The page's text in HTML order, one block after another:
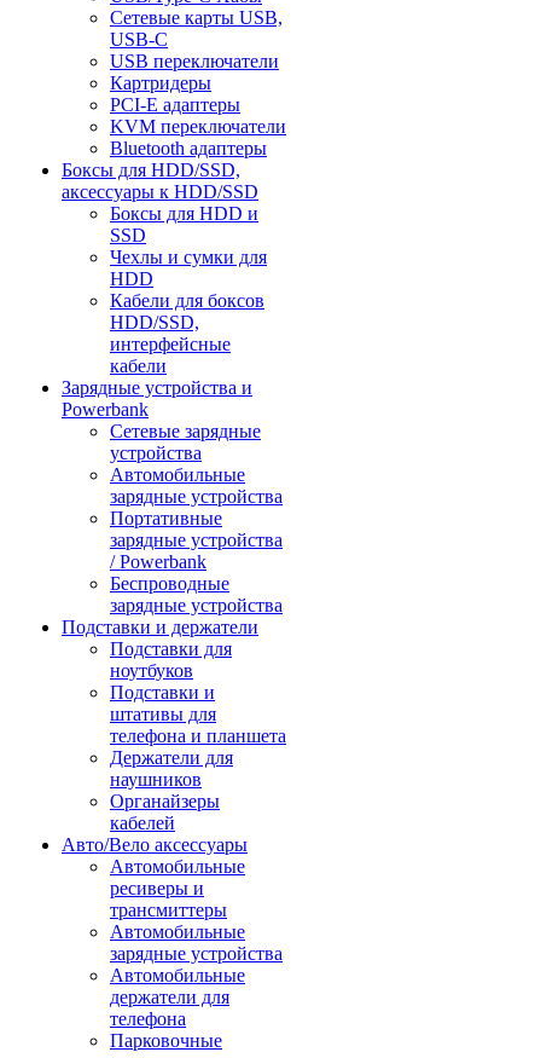
Сетевые карты USB,
USB-C
USB переключатели
Картридеры
PCI-E адаптеры
KVM переключатели
Bluetooth адаптеры
Боксы для HDD/SSD,
аксессуары к HDD/SSD
Боксы для HDD и
SSD
Чехлы и сумки для
HDD
Кабели для боксов
HDD/SSD,
интерфейсные
кабели
Зарядные устройства и
Powerbank
Сетевые зарядные
устройства
Автомобильные
зарядные устройства
Портативные
зарядные устройства
/ Powerbank
Беспроводные
зарядные устройства
Подставки и держатели
Подставки для
ноутбуков
Подставки и
штативы для
телефона и планшета
Держатели для
наушников
Органайзеры
кабелей
Авто/Вело аксессуары
Автомобильные
ресиверы и
трансмиттеры
Автомобильные
зарядные устройства
Автомобильные
держатели для
телефона
Парковочные